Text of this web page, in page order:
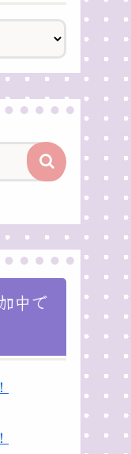
中で